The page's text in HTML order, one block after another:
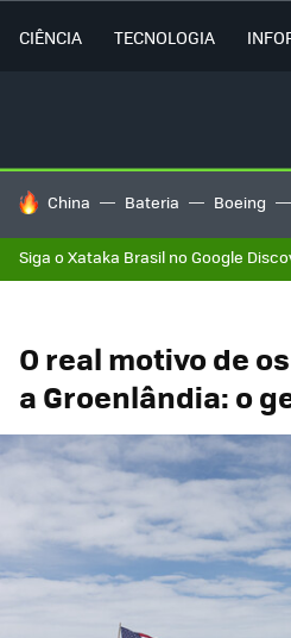
CIÊNCIA TECNOLOGIA
TENDÊNCIAS DO DIA
China Bateria Boeing
Siga o Xataka Brasil no Google
O real motivo de
a Groenlândia: o